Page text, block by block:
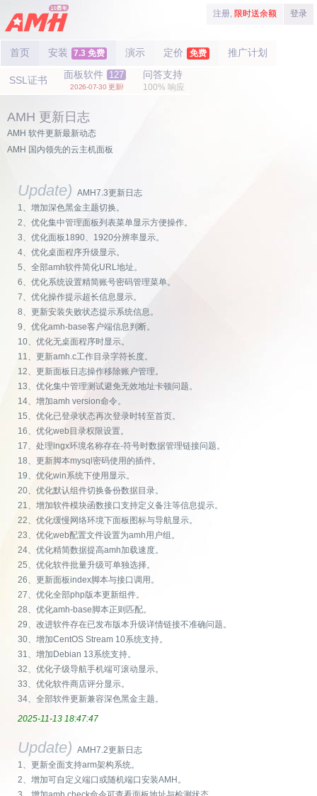
注册, 限时送余额 登录
首页 安装 7.3 免费 演示 定价 免费 推广计划
SSL证书 面板软件 127
2026-07-30 更新!
问答支持
100% 响应
AMH 更新日志
AMH 软件更新最新动态
AMH 国内领先的云主机面板
Update) AMH7.3更新日志
1、增加深色黑金主题切换。
2、优化集中管理面板列表菜单显示方便操作。
3、优化面板1890、1920分辨率显示。
4、优化桌面程序升级显示。
5、全部amh软件简化URL地址。
6、优化系统设置精简账号密码管理菜单。
7、优化操作提示超长信息显示。
8、更新安装失败状态提示系统信息。
9、优化amh-base客户端信息判断。
10、优化无桌面程序时显示。
11、更新amh.c工作目录字符长度。
12、更新面板日志操作移除账户管理。
13、优化集中管理测试避免无效地址卡顿问题。
14、增加amh version命令。
15、优化已登录状态再次登录时转至首页。
16、优化web目录权限设置。
17、处理lngx环境名称存在-符号时数据管理链接问题。
18、更新脚本mysql密码使用的插件。
19、优化win系统下使用显示。
20、优化默认组件切换备份数据目录。
21、增加软件模块函数接口支持定义备注等信息提示。
22、优化缓慢网络环境下面板图标与导航显示。
23、优化web配置文件设置为amh用户组。
24、优化精简数据提高amh加载速度。
25、优化软件批量升级可单独选择。
26、更新面板index脚本与接口调用。
27、优化全部php版本更新组件。
28、优化amh-base脚本正则匹配。
29、改进软件存在已发布版本升级详情链接不准确问题。
30、增加CentOS Stream 10系统支持。
31、增加Debian 13系统支持。
32、优化子级导航手机端可滚动显示。
33、优化软件商店评分显示。
34、全部软件更新兼容深色黑金主题。
2025-11-13 18:47:47
Update) AMH7.2更新日志
1、更新全面支持arm架构系统。
2、增加可自定义端口或随机端口安装AMH。